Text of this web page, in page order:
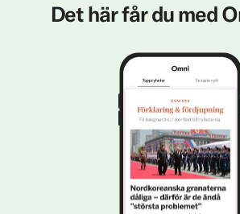
Det här får du med